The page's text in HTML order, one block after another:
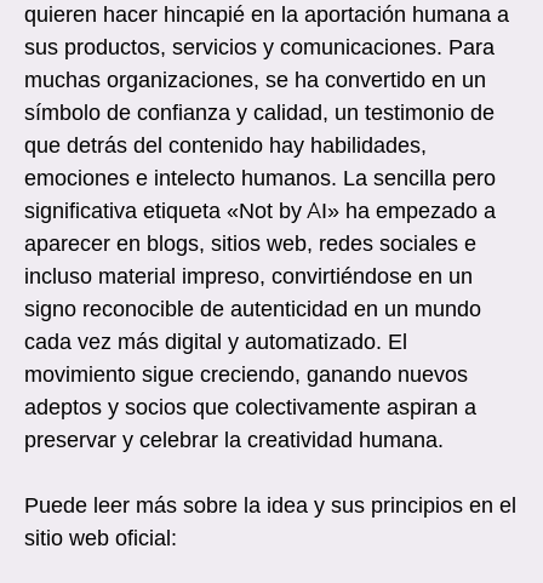
quieren hacer hincapié en la aportación humana a
sus productos, servicios y comunicaciones. Para
muchas organizaciones, se ha convertido en un
símbolo de confianza y calidad, un testimonio de
que detrás del contenido hay habilidades,
emociones e intelecto humanos. La sencilla pero
significativa etiqueta «Not by AI» ha empezado a
aparecer en blogs, sitios web, redes sociales e
incluso material impreso, convirtiéndose en un
signo reconocible de autenticidad en un mundo
cada vez más digital y automatizado. El
movimiento sigue creciendo, ganando nuevos
adeptos y socios que colectivamente aspiran a
preservar y celebrar la creatividad humana.
Puede leer más sobre la idea y sus principios en el
sitio web oficial: